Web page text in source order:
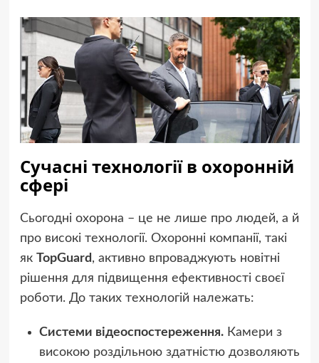
Сучасні технології в охоронній
сфері
Сьогодні охорона – це не лише про людей, а й
про високі технології. Охоронні компанії, такі
як TopGuard, активно впроваджують новітні
рішення для підвищення ефективності своєї
роботи. До таких технологій належать:
Системи відеоспостереження.Камери з
високою роздільною здатністю дозволяють